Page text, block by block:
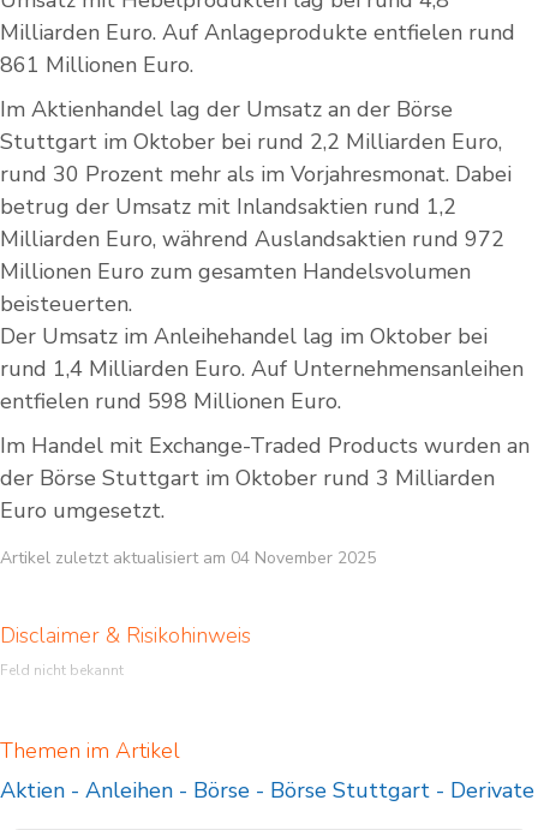
Milliarden Euro. Auf Anlageprodukte entfielen rund
861 Millionen Euro.
Im Aktienhandel lag der Umsatz an der Börse
Stuttgart im Oktober bei rund 2,2 Milliarden Euro,
rund 30 Prozent mehr als im Vorjahresmonat. Dabei
betrug der Umsatz mit Inlandsaktien rund 1,2
Milliarden Euro, während Auslandsaktien rund 972
Millionen Euro zum gesamten Handelsvolumen
beisteuerten.
Der Umsatz im Anleihehandel lag im Oktober bei
rund 1,4 Milliarden Euro. Auf Unternehmensanleihen
entfielen rund 598 Millionen Euro.
Im Handel mit Exchange-Traded Products wurden an
der Börse Stuttgart im Oktober rund 3 Milliarden
Euro umgesetzt.
Artikel zuletzt aktualisiert am 04 November 2025
Disclaimer & Risikohinweis
Feld nicht bekannt
Themen im Artikel
Aktien - Anleihen - Börse - Börse Stuttgart - Derivate